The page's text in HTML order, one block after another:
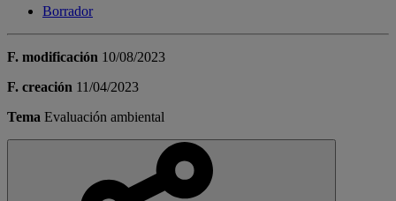
Borrador
F. modificación 10/08/2023
F. creación 11/04/2023
Tema Evaluación ambiental